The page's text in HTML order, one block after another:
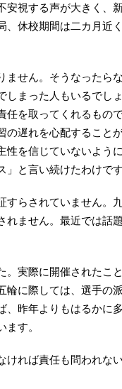
安視する声が大きく、
、休校期間は二カ月近
ません。そうなったら
しまった人もいるでし
任を取ってくれるもの
の遅れを心配すること
を信じていないように
と言い続けたわけです
すらされていません。
れません。最近では話
。実際に開催されたこ
輪に際しては、選手の
、昨年よりもはるかに
す。
ければ責任も問われな